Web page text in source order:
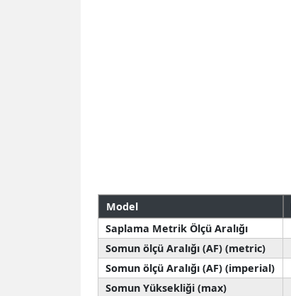
Model
Saplama Metrik Ölçü Aralığı
Somun ölçü Aralığı (AF) (metric)
Somun ölçü Aralığı (AF) (imperial)
Somun Yüksekliği (max)